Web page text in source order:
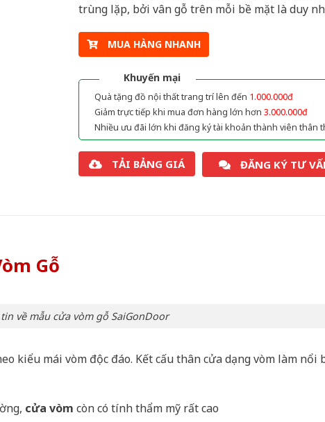
trùng lặp, bởi vân gỗ trên mỗi bề mặt là duy
MUA HÀNG NHANH
Khuyến mại
Quà tặng đồ nội thất trang trí lên đến 1.000.000đ
Giảm trực tiếp khi mua đơn hàng lớn hơn 3.000.000đ
Nhiều ưu đãi lớn khi đăng ký tài khoản thành viên thân
TẢI BẢNG GIÁ ĐĂNG KÝ TƯ
Gỗ
về mẫu cửa vòm gỗ SaiGonDoor
kiểu mái vòm độc đáo. Kết cấu thân cửa dạng vòm làm nổi
cửa vòm còn có tính thẩm mỹ rất cao